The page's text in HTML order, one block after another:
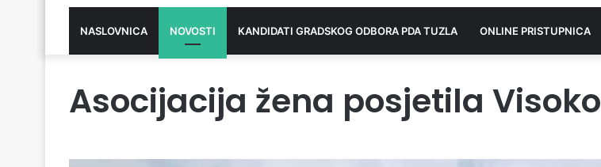
NASLOVNICA NOVOSTI KANDIDATI GRADSKOG ODBORA PDA TUZLA ONLINE PRISTUPNICA
Asocijacija žena posjetila Visoko